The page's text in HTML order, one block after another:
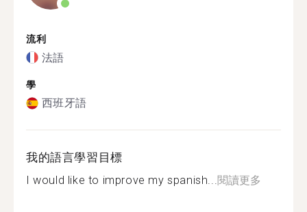
流利
法語
學
西班牙語
我的語言學習目標
I would like to improve my spanish...閱讀更多